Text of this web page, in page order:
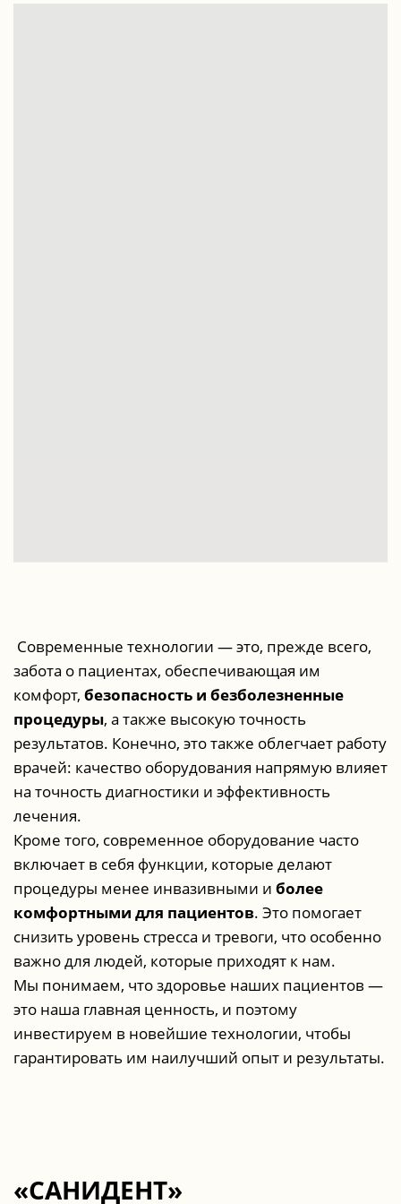
Современные технологии — это, прежде всего,
забота о пациентах, обеспечивающая им
комфорт, безопасность и безболезненные
процедуры, а также высокую точность
результатов. Конечно, это также облегчает работу
врачей: качество оборудования напрямую влияет
на точность диагностики и эффективность
лечения.
Кроме того, современное оборудование часто
включает в себя функции, которые делают
процедуры менее инвазивными и более
комфортными для пациентов. Это помогает
снизить уровень стресса и тревоги, что особенно
важно для людей, которые приходят к нам.
Мы понимаем, что здоровье наших пациентов —
это наша главная ценность, и поэтому
инвестируем в новейшие технологии, чтобы
гарантировать им наилучший опыт и результаты.
«САНИДЕНТ»